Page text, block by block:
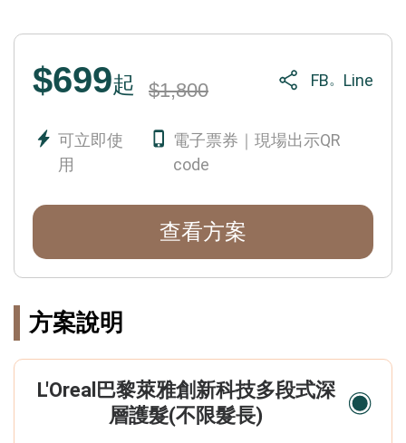
$699起 $1,800 FB。 Line
可立即使
用
電子票券｜現場出示QR
code
查看方案
方案說明
L'Oreal巴黎萊雅創新科技多段式深
層護髮(不限髮長)